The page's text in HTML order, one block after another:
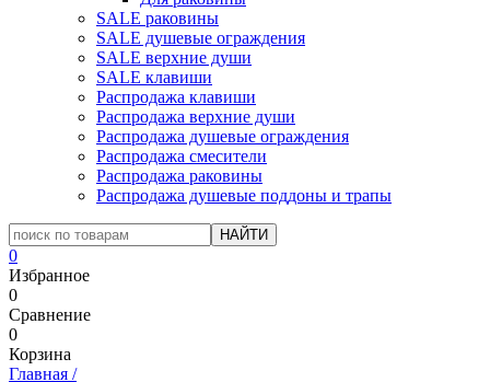
SALE раковины
SALE душевые ограждения
SALE верхние души
SALE клавиши
Распродажа клавиши
Распродажа верхние души
Распродажа душевые ограждения
Распродажа смесители
Распродажа раковины
Распродажа душевые поддоны и трапы
0
Избранное
0
Сравнение
0
Корзина
Главная /